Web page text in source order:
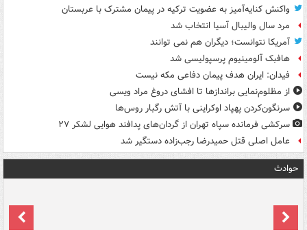
واکنش کنایه‌آمیز به عضویت ترکیه در پیمان مشترک با عربستان
مرد سال والیبال آسیا انتخاب شد
آمریکا نتوانست؛ دیگران هم نمی توانند
هافبک آلومینیوم پرسپولیسی شد
فیدان: ایران هدف پیمان دفاعی مکه نیست
از مظلوم‌نمایی براندازها تا افشای دروغ مراد ویسی
سرنگون‌کردن پهپاد اوکراینی با آتش رگبار روس‌ها
سرکشی فرمانده سپاه تهران از گردان‌های پدافند هوایی لشکر ۲۷
عامل اصلی قتل حمیدرضا رجب‌زاده دستگیر شد
حوادث